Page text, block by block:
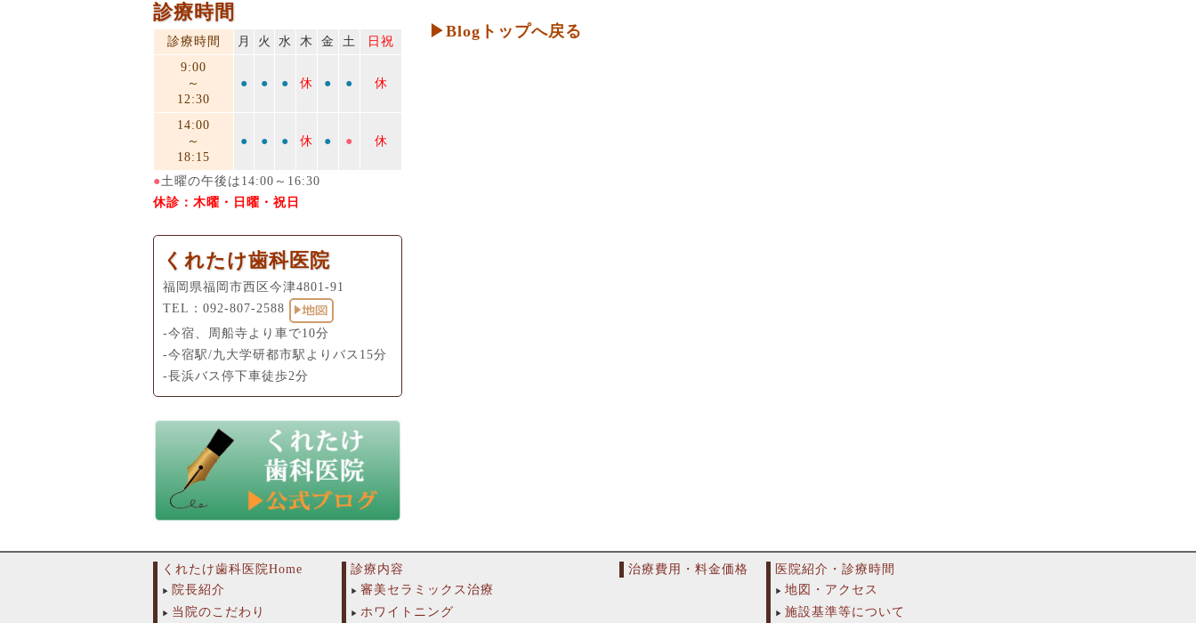
▶Blogトップへ戻る
診療時間
診療時間 月 火 水 木 金 土
日祝
9:00
～
12:30
● ● ● 休 ● ● 休
14:00
～
18:15
● ● ● 休 ● ● 休
●土曜の午後は14:00～16:30
休診：木曜・日曜・祝日
くれたけ歯科医院
福岡県福岡市西区今津4801-91
TEL： 092-807-2588
-今宿、周船寺より車で10分
-今宿駅/九大学研都市駅よりバス15分
-長浜バス停下車徒歩2分
くれたけ歯科医院Home
院長紹介
当院のこだわり
診療内容
審美セラミックス治療
ホワイトニング
治療費用・料金価格
医院紹介・診療時間
地図・アクセス
施設基準等について